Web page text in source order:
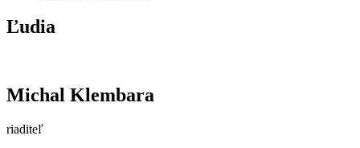
Ľudia
Michal Klembara
riaditeľ